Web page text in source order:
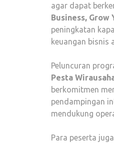
agar dapat
Business, Grow
peningkatan
keuangan bisnis
Peluncuran
Pesta
berkomitmen
pendampingan
mendukung
Para peserta